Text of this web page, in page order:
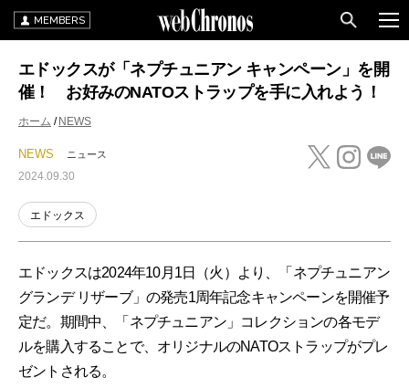
MEMBERS
エドックスが「ネプチュニアン キャンペーン」を開
催！ お好みのNATOストラップを手に入れよう！
ホーム NEWS
NEWS ニュース
2024.09.30
エドックス
エドックスは2024年10月1日（火）より、「ネプチュニアン
グランデ リザーブ」の発売1周年記念キャンペーンを開催予
定だ。期間中、「ネプチュニアン」コレクションの各モデ
ルを購入することで、オリジナルのNATOストラップがプレ
ゼントされる。